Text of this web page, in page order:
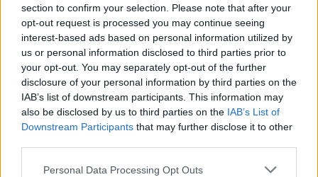
section to confirm your selection. Please note that after your
opt-out request is processed you may continue seeing
interest-based ads based on personal information utilized by
us or personal information disclosed to third parties prior to
your opt-out. You may separately opt-out of the further
disclosure of your personal information by third parties on the
IAB’s list of downstream participants. This information may
also be disclosed by us to third parties on the IAB’s List of
Downstream Participants that may further disclose it to other
Personal Data Processing Opt Outs
Refescar